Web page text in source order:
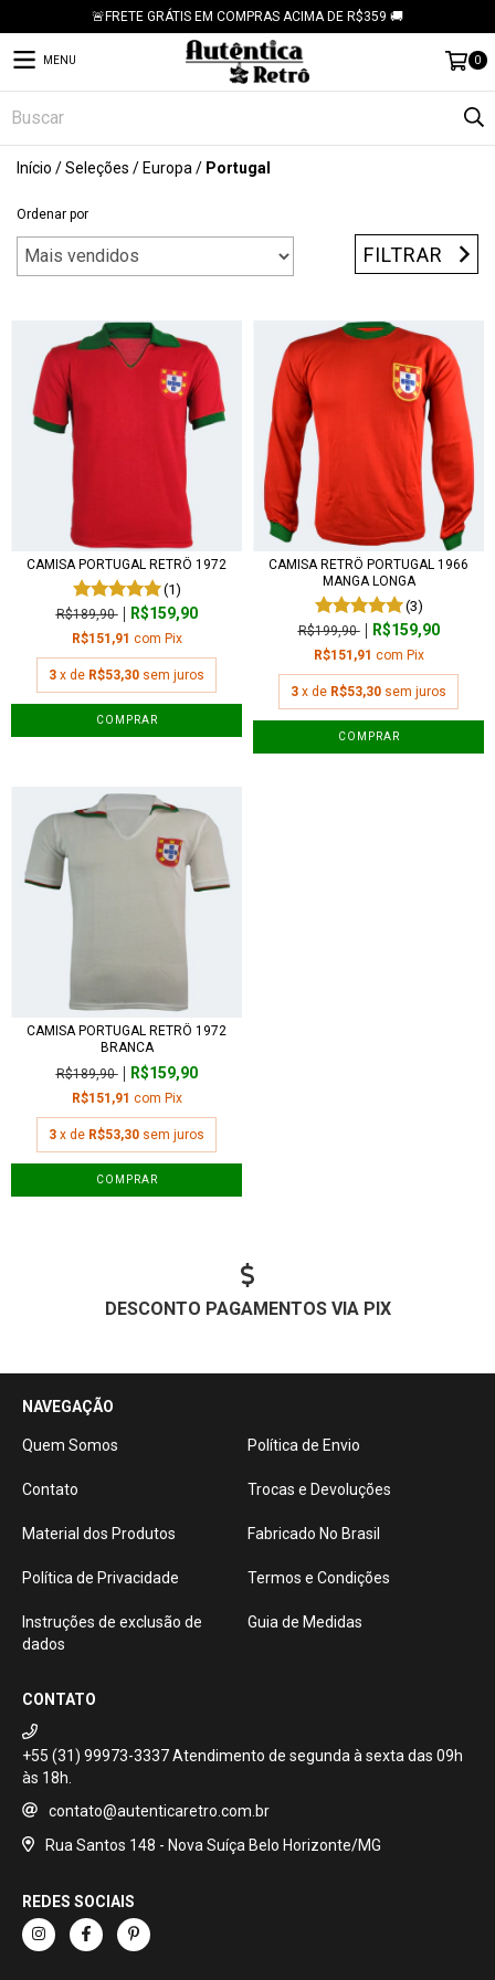
🚨FRETE GRÁTIS EM COMPRAS ACIMA DE R$359 🚚
MENU 0
Início /Seleções / Europa / Portugal
Ordenar por
FILTRAR
CAMISA PORTUGAL RETRÔ 1972
(1)
R$189,90 R$159,90
R$151,91 com Pix
3 x de R$53,30 sem juros
COMPRAR
CAMISA RETRÔ PORTUGAL 1966
MANGA LONGA
(3)
R$199,90 R$159,90
R$151,91 com Pix
3 x de R$53,30 sem juros
COMPRAR
CAMISA PORTUGAL RETRÔ 1972
BRANCA
R$189,90
R$159,90
R$151,91 com Pix
3 x de R$53,30 sem juros
COMPRAR
DESCONTO PAGAMENTOS VIA PIX
NAVEGAÇÃO
Quem Somos Política de Envio
Contato Trocas e Devoluções
Material dos Produtos Fabricado No Brasil
Política de Privacidade Termos e Condições
Instruções de exclusão de
dados
Guia de Medidas
CONTATO
+55 (31) 99973-3337
contato@autenticaretro.com.br
Rua Santos 148 - Nova Suíça Belo Horizonte/MG
REDES SOCIAIS